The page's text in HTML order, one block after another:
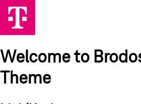
Welcome to
Theme